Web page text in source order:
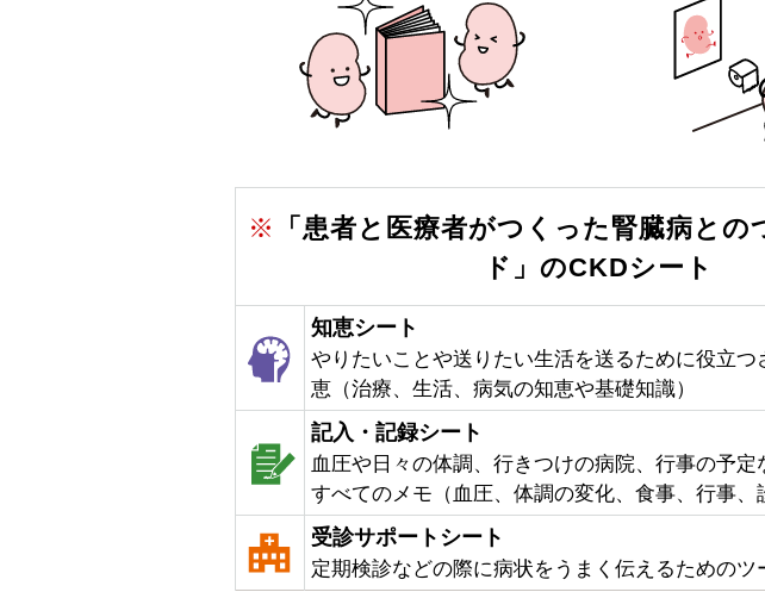
※
「患者と医療者がつくった腎臓病との
ド」のCKDシート
知恵シート
やりたいことや送りたい生活を送るために役立つ
恵（治療、生活、病気の知恵や基礎知識）
記入・記録シート
血圧や日々の体調、行きつけの病院、行事の予定
すべてのメモ（血圧、体調の変化、食事、行事、
受診サポートシート
定期検診などの際に病状をうまく伝えるためのツ